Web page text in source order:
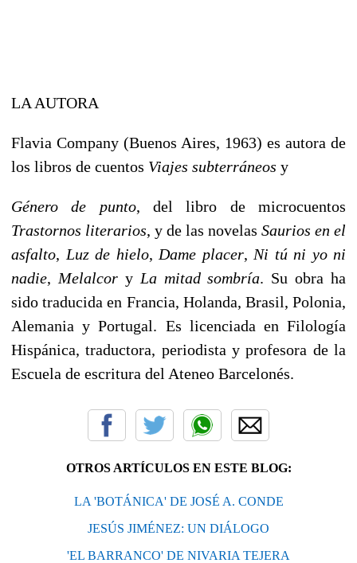
LA AUTORA
Flavia Company (Buenos Aires, 1963) es autora de
los libros de cuentos Viajes subterráneos y
Género de punto, del libro de microcuentos
Trastornos literarios, y de las novelas Saurios en el
asfalto, Luz de hielo, Dame placer, Ni tú ni yo ni
nadie, Melalcor y La mitad sombría. Su obra ha
sido traducida en Francia, Holanda, Brasil, Polonia,
Alemania y Portugal. Es licenciada en Filología
Hispánica, traductora, periodista y profesora de la
Escuela de escritura del Ateneo Barcelonés.
OTROS ARTÍCULOS EN ESTE BLOG:
LA 'BOTÁNICA' DE JOSÉ A. CONDE
JESÚS JIMÉNEZ: UN DIÁLOGO
'EL BARRANCO' DE NIVARIA TEJERA